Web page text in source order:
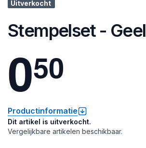
Uitverkocht
Stempelset - Geel
050
Productinformatie
Dit artikel is uitverkocht.
Vergelijkbare artikelen beschikbaar.